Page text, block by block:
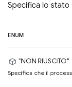
Specifica lo stato
ENUM
"NON RIUSCITO"
Specifica che il